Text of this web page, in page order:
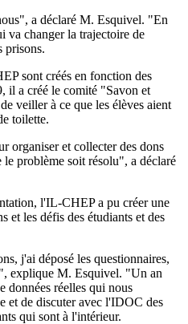
a déclaré M. Esquivel. "En
va changer la trajectoire de
prisons.
sont créés en fonction des
il a créé le comité "Savon et
veiller à ce que les élèves aient
toilette.
organiser et collecter des dons
problème soit résolu", a déclaré
l'IL-CHEP a pu créer une
et les défis des étudiants et des
j'ai déposé les questionnaires,
explique M. Esquivel. "Un an
données réelles qui nous
et de discuter avec l'IDOC des
qui sont à l'intérieur.